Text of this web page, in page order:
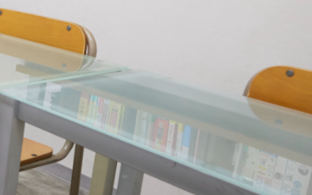
ない学習塾の選び方
るおすすめの時期